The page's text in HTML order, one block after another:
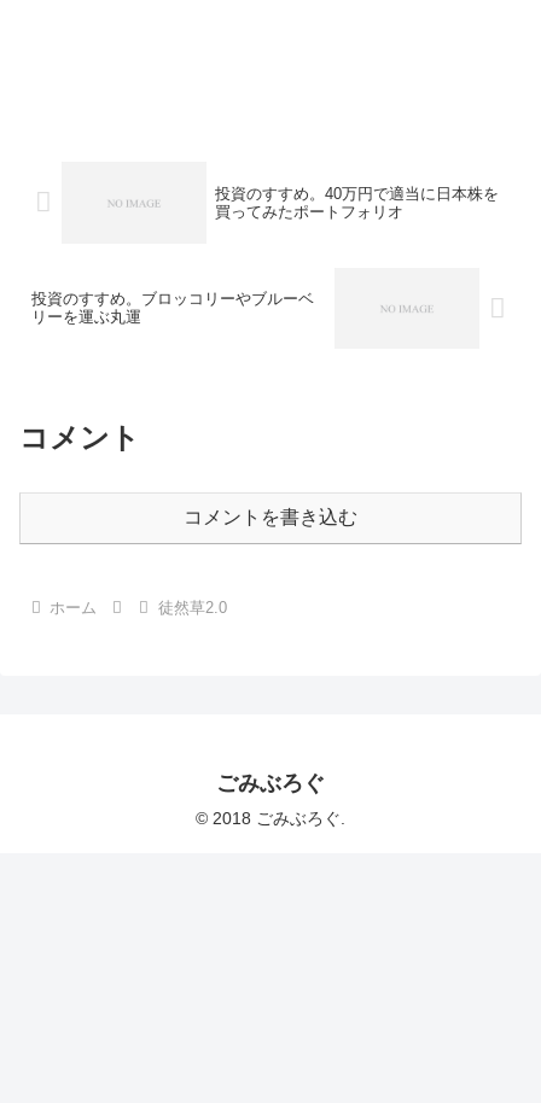
投資のすすめ。40万円で適当に日本株を
買ってみたポートフォリオ
投資のすすめ。ブロッコリーやブルーベ
リーを運ぶ丸運
コメント
コメントを書き込む
ホーム 徒然草2.0
ごみぶろぐ
© 2018 ごみぶろぐ.